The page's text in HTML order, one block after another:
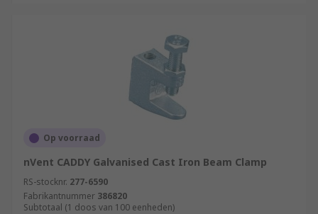
Op voorraad
nVent CADDY Galvanised Cast Iron Beam Clamp
RS-stocknr. 277-6590
Fabrikantnummer 386820
Subtotaal (1 doos van 100 eenheden)